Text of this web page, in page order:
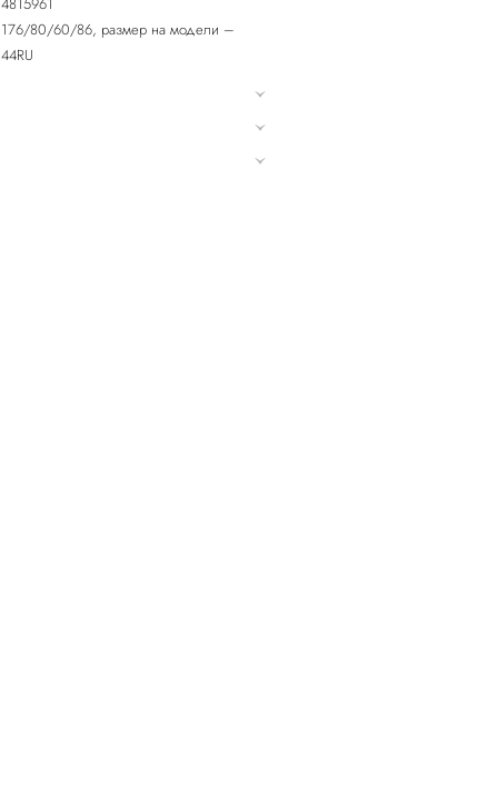
176/80/60/86, размер на модели –
44RU